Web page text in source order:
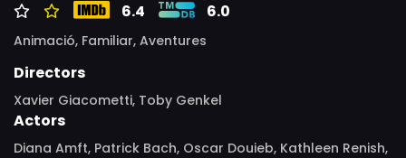
6.4 6.0
Animació, Familiar, Aventures
Directors
Xavier Giacometti, Toby Genkel
Actors
Diana Amft, Patrick Bach, Oscar Douieb, Kathleen Renish,